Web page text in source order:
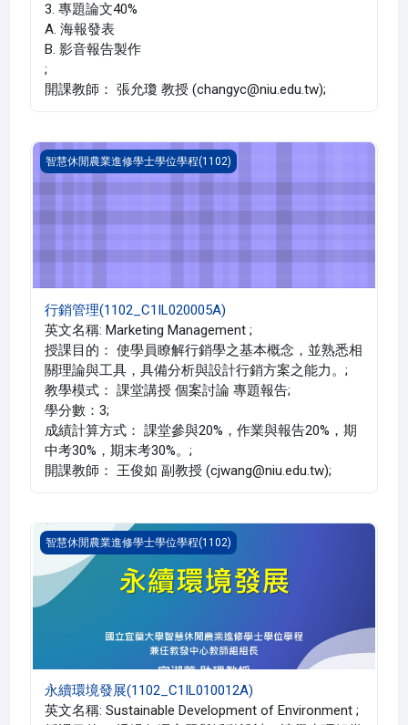
3. 專題論文40%
A. 海報發表
B. 影音報告製作
;
開課教師： 張允瓊 教授 (changyc@niu.edu.tw);
行銷管理(1102_C1IL020005A)
智慧休閒農業進修學士學位學程(1102)
行銷管理(1102_C1IL020005A)
英文名稱: Marketing Management ;
授課目的： 使學員瞭解行銷學之基本概念，並熟悉相
關理論與工具，具備分析與設計行銷方案之能力。;
教學模式： 課堂講授 個案討論 專題報告;
學分數：3;
成績計算方式： 課堂參與20%，作業與報告20%，期
中考30%，期末考30%。;
開課教師： 王俊如 副教授 (cjwang@niu.edu.tw);
永續環境發展(1102_C1IL010012A)
智慧休閒農業進修學士學位學程(1102)
永續環境發展(1102_C1IL010012A)
英文名稱: Sustainable Development of Environment ;